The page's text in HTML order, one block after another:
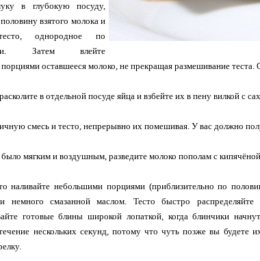
в глубокую посуду,
взятого молока и
однородное по
Затем влейте
оставшееся молоко, не прекращая размешивание теста.
в отдельной посуде яйца и взбейте их в пену вилкой с
смесь и тесто, непрерывно их помешивая. У вас должно
мягким и воздушным, разведите молоко пополам с
наливайте небольшими порциями (приблизительно по
и немного смазанной маслом. Тесто быстро
готовые блины широкой лопаткой, когда блинчики
нескольких секунд, потому что чуть позже вы будете